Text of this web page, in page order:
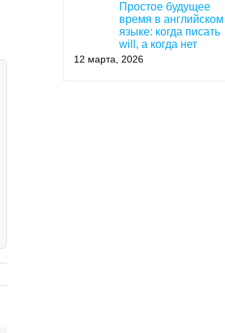
Простое будущее
время в английском
языке: когда писать
will, а когда нет
12 марта, 2026